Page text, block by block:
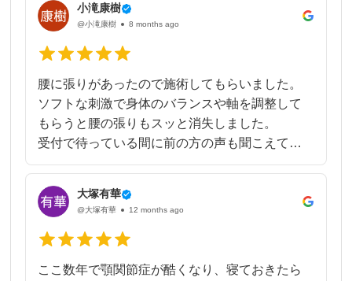
でも仕事始めの日を前に、一向に治らないこの
腰では流石に無理だと思い、空いてる整体院を
検索し、年始早々お世話になりました。
腰の痛みがあったので、腰以外の痛みがない部
分からほぐしていただきました。
今回のぎっくり腰はお尻周りの凝りからきてい
たようで、お尻周りは痛かったです笑
痛さを聞きながら加減してくれるので、ツラい
程ではありません。だんだんとほぐれて痛さも
落ち着きました。
...
小滝康樹
@小滝康樹 8 months ago
腰に張りがあったので施術してもらいました。
ソフトな刺激で身体のバランスや軸を調整して
もらうと腰の張りもスッと消失しました。
受付で待っている間に前の方の声も聞こえて来
ましたが肩の可動域が改善されて感動されてい
院長は穏やかで優しく説明や今後の施術計画な
ども親身になって話ししてくれます。
お勧めします。
大塚有華
@大塚有華 12 months ago
ここ数年で顎関節症が酷くなり、寝ておきたら